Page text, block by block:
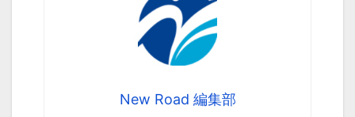
New Road 編集部